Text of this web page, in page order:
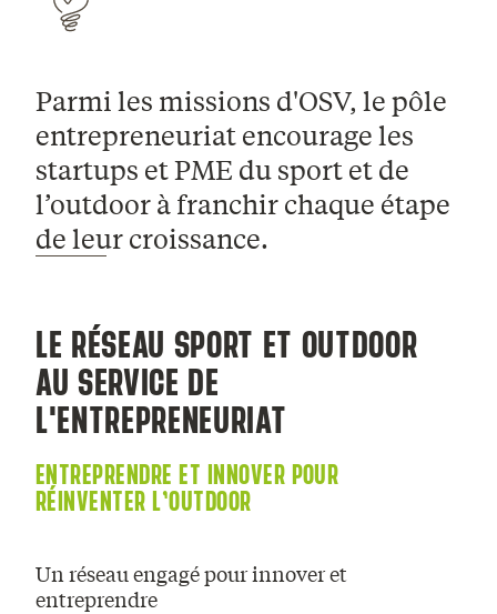
Parmi les missions d'OSV, le pôle
entrepreneuriat encourage les
startups et PME du sport et de
l’outdoor à franchir chaque étape
de leur croissance.
LE RÉSEAU SPORT ET OUTDOOR
AU SERVICE DE
L'ENTREPRENEURIAT
ENTREPRENDRE ET INNOVER POUR
RÉINVENTER L’OUTDOOR
Un réseau engagé pour innover et
entreprendre